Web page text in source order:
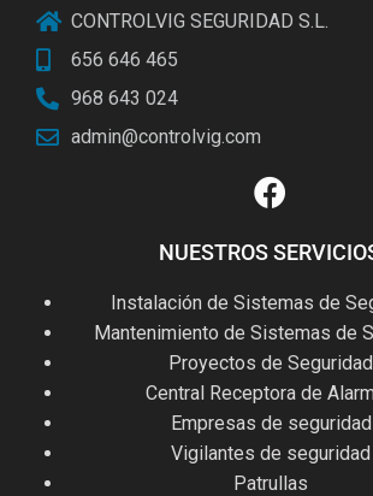
CONTROLVIG SEGURIDAD S.L.
656 646 465
968 643 024
admin@controlvig.com
NUESTROS
Instalación de Sistemas de
Mantenimiento de Sistemas de
Proyectos de Seguridad
Central Receptora de
Empresas de seguridad
Vigilantes de seguridad
Patrullas